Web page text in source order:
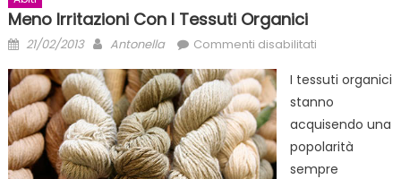
Meno Irritazioni Con I Tessuti Organici
Posted
21/02/2013 Author
Antonella Commenti disabilitatisu
irritazioni
con
i
tessuti
organici
I tessuti organici
stanno
acquisendo una
popolarità
sempre